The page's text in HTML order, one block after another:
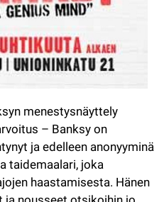
menestysnäyttely
– Banksy on
ja edelleen anonyyminä
taidemaalari, joka
haastamisesta. Hänen